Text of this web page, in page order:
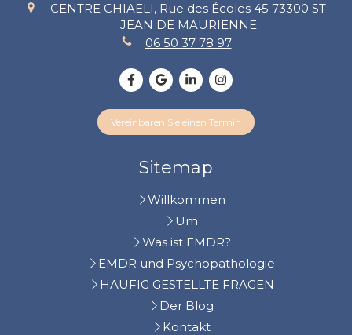
CENTRE CHIAELI, Rue des Écoles 45 73300 ST
JEAN DE MAURIENNE
06 50 37 78 97
Vereinbaren Sie einen Termin
Sitemap
Willkommen
Um
Was ist EMDR?
EMDR und Psychopathologie
HÄUFIG GESTELLTE FRAGEN
Der Blog
Kontakt